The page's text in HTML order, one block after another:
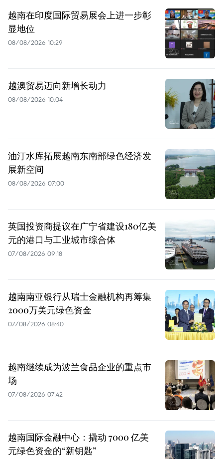
越南在印度国际贸易展会上进一步彰
显地位
08/08/2026 10:29
越澳贸易迈向新增长动力
08/08/2026 10:04
油汀水库拓展越南东南部绿色经济发
展新空间
08/08/2026 07:00
英国投资商提议在广宁省建设180亿美
元的港口与工业城市综合体
07/08/2026 09:18
越南南亚银行从瑞士金融机构再筹集
2000万美元绿色资金
07/08/2026 08:40
越南继续成为波兰食品企业的重点市
场
07/08/2026 07:42
越南国际金融中心：撬动 7000 亿美
元绿色资金的“新钥匙”